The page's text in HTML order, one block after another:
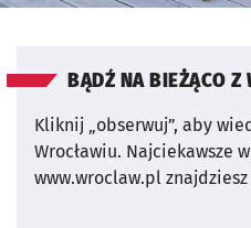
BĄDŹ NA BIEŻĄCO
Kliknij „obserwuj”, aby
Wrocławiu. Najciekawsze
www.wroclaw.pl znajdziesz